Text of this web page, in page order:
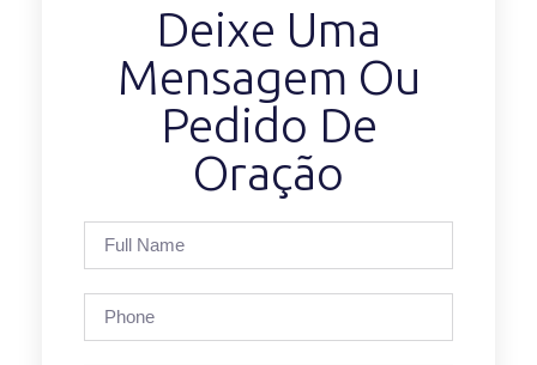
Deixe Uma
Mensagem Ou
Pedido De
Oração